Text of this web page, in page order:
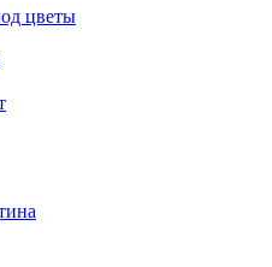
цветы